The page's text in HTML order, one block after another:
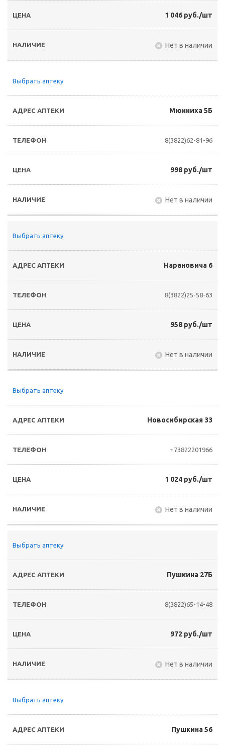
1 046 руб./шт
Нет в наличии
Выбрать аптеку
Мюнниха 5Б
8(3822)62-81-96
998 руб./шт
Нет в наличии
Выбрать аптеку
Нарановича 6
8(3822)25-58-63
958 руб./шт
Нет в наличии
Выбрать аптеку
Новосибирская 33
+73822201966
1 024 руб./шт
Нет в наличии
Выбрать аптеку
Пушкина 27Б
8(3822)65-14-48
972 руб./шт
Нет в наличии
Выбрать аптеку
Пушкина 56